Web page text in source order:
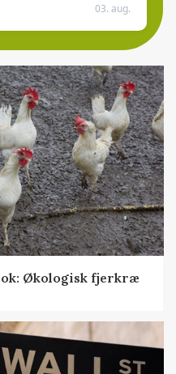
03. aug.
Økologisk fjerkræ